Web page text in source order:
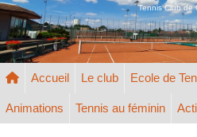
Tennis Club de
Accueil Le club Ecole de
Animations Tennis au féminin
Panneau de gestion des cookies